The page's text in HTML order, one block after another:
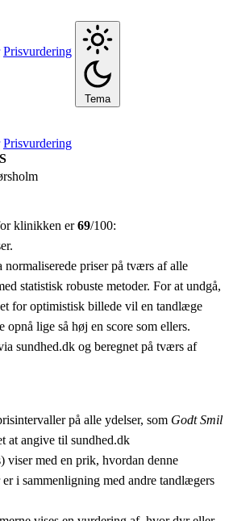
Prisvurdering
Tema
Prisvurdering
klinikken er69/100:
normaliserede priser på tværs af alle
statistisk robuste metoder. For at undgå,
for optimistisk billede vil en tandlæge
opnå lige så høj en score som ellers.
sundhed.dk og beregnet på tværs af
på alle ydelser, som Godt Smil
at angive til sundhed.dk
viser med en prik, hvordan denne
i sammenligning med andre tandlægers